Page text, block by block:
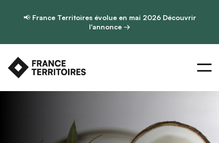
📢 France Territoires évolue en mai 2026 Découvrir
l'annonce →